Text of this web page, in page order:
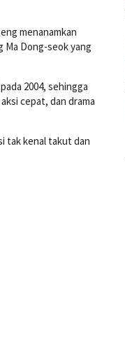
menanamkan
Ma Dong-seok yang
2004, sehingga
cepat, dan drama
tak kenal takut dan